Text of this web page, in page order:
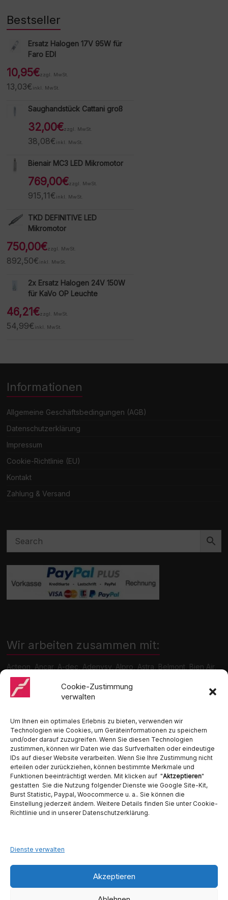
Cookie-Zustimmung
verwalten
Um Ihnen ein optimales Erlebnis zu bieten, verwenden wir
Technologien wie Cookies, um Geräteinformationen zu speichern
und/oder darauf zuzugreifen. Wenn Sie diesen Technologien
zustimmen, können wir Daten wie das Surfverhalten oder eindeutige
IDs auf dieser Website verarbeiten. Wenn Sie Ihre Zustimmung nicht
erteilen oder zurückziehen, können bestimmte Merkmale und
Funktionen beeinträchtigt werden. Mit klicken auf "Aktzeptieren"
gestatten Sie die Nutzung folgender Dienste wie Google Site-Kit,
Burst Statistic, Paypal, Woocommerce u. a.. Sie können die
Einstellung jederzeit ändern. Weitere Details finden Sie unter Cookie-
Richtlinie und in unserer Datenschutzerklärung.
Dienste verwalten
Akzeptieren
Bestseller
Ersatz Halogen 17V 95W für
Faro EDI
10,95€zzgl. MwSt.
13,03€ inkl. MwSt.
Saughandstück Cattani groß
32,00€zzgl. MwSt.
38,08€ inkl. MwSt.
Bienair MC3 LED Mikromotor
769,00€zzgl. MwSt.
915,11€ inkl. MwSt.
TKD DEFINITIVE LED
Mikromotor
750,00€zzgl. MwSt.
892,50€ inkl. MwSt.
2x Ersatz Halogen 24V 150W
für KaVo OP Leuchte
46,21€zzgl. MwSt.
54,99€ inkl. MwSt.
Informationen
Allgemeine Geschäftsbedingungen (AGB)
Datenschutzerklärung
Impressum
Cookie-Richtlinie (EU)
Kontakt
Zahlung & Versand
Wir arbeiten zusammen mit:
Acteon, Ancar, A-dec, Adenysy, Alpro, Astra, Belmont, Bien Air,
Cattani, Chirana, DCI, Dürr, ETI, Euronda, Faro, Gcomm, KaVo,
Medentex, Melag, Midmark, Metasys, MK-Dent, NSK, Ophardt
Hygiene, Ritter, Satelec, Scican, TKD, Velopex, u.v.m
Ambident GmbH
Dental Geräte Handel und Service
Neumannstraße 3B
Fax.: 030 54 83 72 85